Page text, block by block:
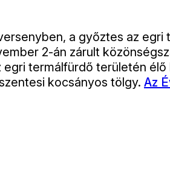
a győztes az
2-án zárult
termálfürdő területén
kocsányos tölgy. Az